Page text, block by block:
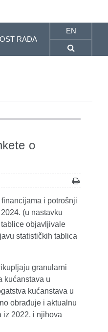
RADA
EN
o
i potrošnji
(u nastavku
objavljivale
statističkih tablica
granularni
kućanstava u
kućanstava u
obrađuje i aktualnu
iz 2022. i njihova